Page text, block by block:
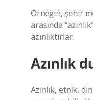
Örneğin, şehir
arasında
azınlıktırlar.
Azınlık
Azınlık, etnik,